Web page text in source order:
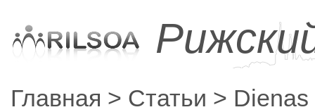
Главная Статьи